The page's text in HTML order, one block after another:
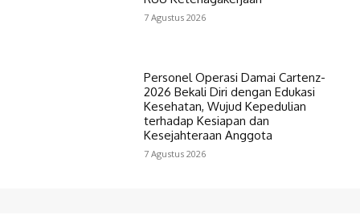
7 Agustus 2026
Personel Operasi Damai Cartenz-
2026 Bekali Diri dengan Edukasi
Kesehatan, Wujud Kepedulian
terhadap Kesiapan dan
Kesejahteraan Anggota
7 Agustus 2026